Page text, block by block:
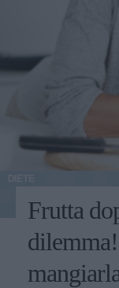
Frutta